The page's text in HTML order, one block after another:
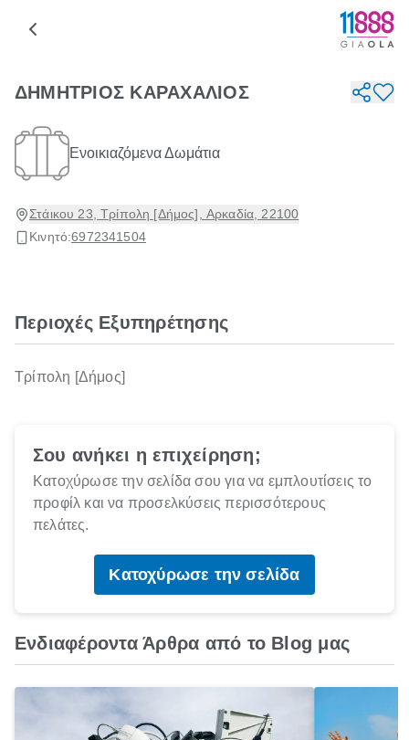
ΔΗΜΗΤΡΙΟΣ ΚΑΡΑΧΑΛΙΟΣ
Ενοικιαζόμενα Δωμάτια
Στάικου 23, Τρίπολη [Δήμος], Αρκαδία, 22100
Κινητό:6972341504
Περιοχές Εξυπηρέτησης
Τρίπολη [Δήμος]
Σου ανήκει η επιχείρηση;
Κατοχύρωσε την σελίδα σου για να εμπλουτίσεις το
προφίλ και να προσελκύσεις περισσότερους
πελάτες.
Κατοχύρωσε την σελίδα
Ενδιαφέροντα Άρθρα από το Blog μας